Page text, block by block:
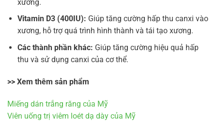
xương.
Vitamin D3 (400IU): Giúp tăng cường hấp thu canxi vào
xương, hỗ trợ quá trình hình thành và tái tạo xương.
Các thành phần khác: Giúp tăng cường hiệu quả hấp
thu và sử dụng canxi của cơ thể.
>> Xem thêm sản phẩm
Miếng dán trắng răng của Mỹ
Viên uống trị viêm loét dạ dày của Mỹ